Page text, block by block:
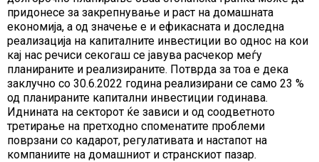
придонесе за закрепнување и раст на домашната
економија, а од значење е и ефикасната и доследна
реализација на капиталните инвестиции во однос на кои
кај нас речиси секогаш се јавува расчекор меѓу
планираните и реализираните. Потврда за тоа е дека
заклучно со 30.6.2022 година реализирани се само 23 %
од планираните капитални инвестиции годинава.
Иднината на секторот ќе зависи и од соодветното
третирање на претходно споменатите проблеми
поврзани со кадарот, регулативата и настапот на
компаниите на домашниот и странскиот пазар.